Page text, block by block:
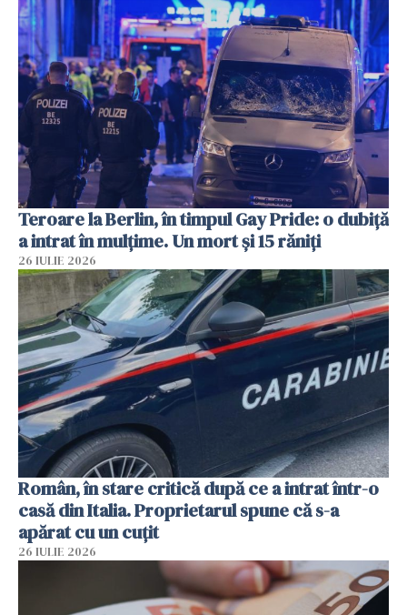
Teroare la Berlin, în timpul Gay Pride: o dubiță
a intrat în mulțime. Un mort și 15 răniți
26 IULIE 2026
Român, în stare critică după ce a intrat într-o
casă din Italia. Proprietarul spune că s-a
apărat cu un cuțit
26 IULIE 2026